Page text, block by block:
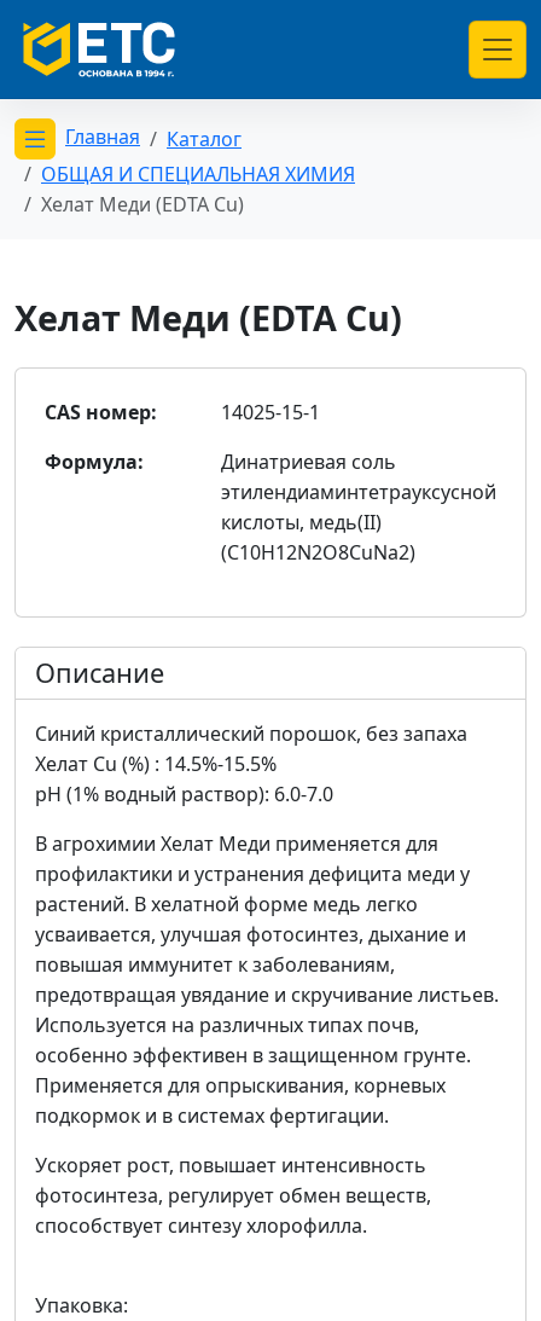
Открыть меню категорий
Главная
Каталог
ОБЩАЯ И СПЕЦИАЛЬНАЯ ХИМИЯ
Хелат Меди (EDTA Сu)
Хелат Меди (EDTA Сu)
CAS номер:
14025-15-1
Формула:
Динатриевая соль
этилендиаминтетрауксусной
кислоты, медь(II)
(С10H12N2O8CuNa2)
Описание
Синий кристаллический порошок, без запаха
Хелат Cu (%) : 14.5%-15.5%
рH (1% водный раствор): 6.0-7.0
В агрохимии Хелат Меди применяется для
профилактики и устранения дефицита меди у
растений. В хелатной форме медь легко
усваивается, улучшая фотосинтез, дыхание и
повышая иммунитет к заболеваниям,
предотвращая увядание и скручивание листьев.
Используется на различных типах почв,
особенно эффективен в защищенном грунте.
Применяется для опрыскивания, корневых
подкормок и в системах фертигации.
Ускоряет рост, повышает интенсивность
фотосинтеза, регулирует обмен веществ,
способствует синтезу хлорофилла.
Упаковка: